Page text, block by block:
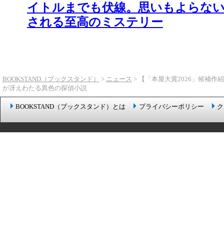
イトルまでも伏線。思いもよらな
される至高のミステリー
BOOKSTAND（ブックスタンド） > ニュース > 【「本屋大賞2026」候補作
が冴えわたる異色の探偵小説
BOOKSTAND（ブックスタンド）とは プライバシーポリシー